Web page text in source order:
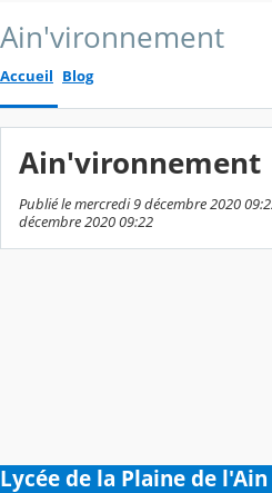
Ain'vironnement
Accueil Blog
Ain'vironnement
Publié le mercredi 9 décembre 2020
décembre 2020 09:22
Lycée de la Plaine de l'Ain